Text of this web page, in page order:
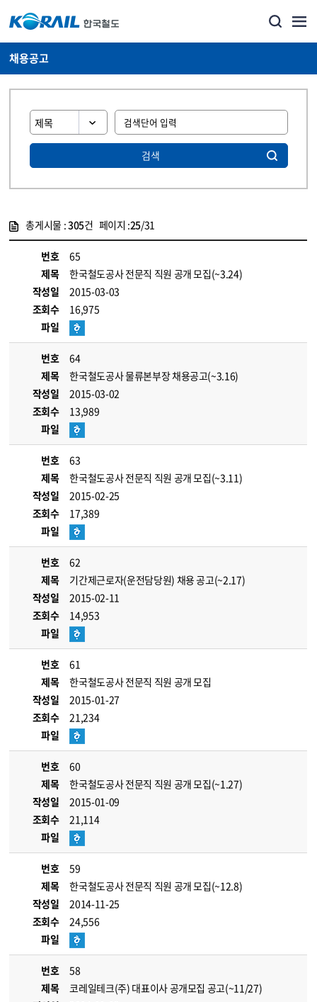
채용공고
검색
총게시물 :305건 페이지 :25/31
번호
65
제목
한국철도공사 전문직 직원 공개 모집(~3.24)
작성일
2015-03-03
조회수
16,975
파일
번호
64
제목
한국철도공사 물류본부장 채용공고(~3.16)
작성일
2015-03-02
조회수
13,989
파일
번호
63
제목
한국철도공사 전문직 직원 공개 모집(~3.11)
작성일
2015-02-25
조회수
17,389
파일
번호
62
제목
기간제근로자(운전담당원) 채용 공고(~2.17)
작성일
2015-02-11
조회수
14,953
파일
번호
61
제목
한국철도공사 전문직 직원 공개 모집
작성일
2015-01-27
조회수
21,234
파일
번호
60
제목
한국철도공사 전문직 직원 공개 모집(~1.27)
작성일
2015-01-09
조회수
21,114
파일
번호
59
제목
한국철도공사 전문직 직원 공개 모집(~12.8)
작성일
2014-11-25
조회수
24,556
파일
번호
58
제목
코레일테크(주) 대표이사 공개모집 공고(~11/27)